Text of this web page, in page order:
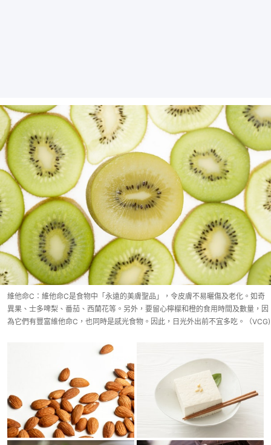
維他命C：維他命C是食物中「永遠的美膚聖品」，令皮膚不易曬傷及老化。如奇
異果、士多啤梨、番茄、西蘭花等。另外，要留心檸檬和橙的食用時間及數量，因
為它們有豐富維他命C，也同時是感光食物。因此，日光外出前不宜多吃。（VCG)